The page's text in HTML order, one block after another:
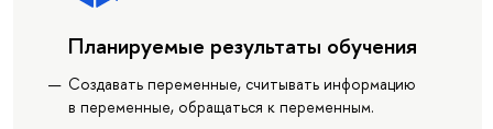
Планируемые результаты обучения
Создавать переменные, считывать информацию
в переменные, обращаться к переменным.